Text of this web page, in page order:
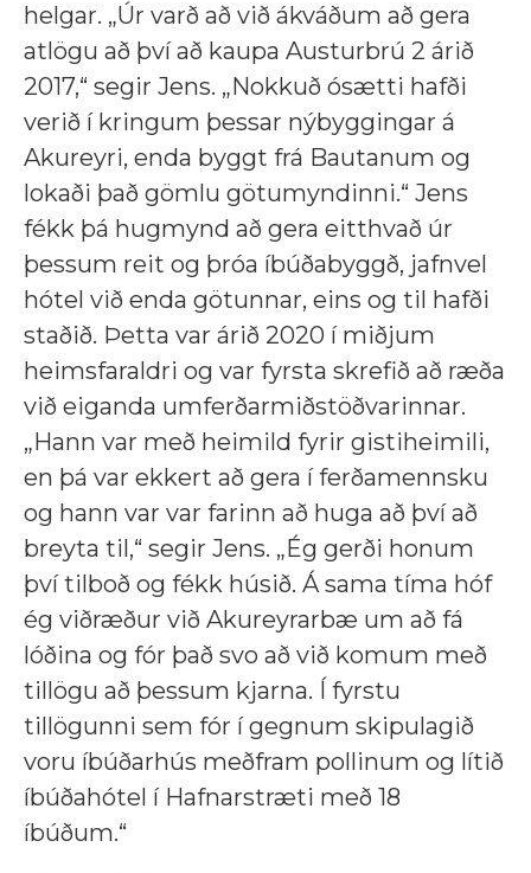
helgar. „Úr varð að við ákváðum að gera
atlögu að því að kaupa Austurbrú 2 árið
2017,“ segir Jens. „Nokkuð ósætti hafði
verið í kringum þessar nýbyggingar á
Akureyri, enda byggt frá Bautanum og
lokaði það gömlu götumyndinni.“ Jens
fékk þá hugmynd að gera eitthvað úr
þessum reit og þróa íbúðabyggð, jafnvel
hótel við enda götunnar, eins og til hafði
staðið. Þetta var árið 2020 í miðjum
heimsfaraldri og var fyrsta skrefið að ræða
við eiganda umferðarmiðstöðvarinnar.
„Hann var með heimild fyrir gistiheimili,
en þá var ekkert að gera í ferðamennsku
og hann var var farinn að huga að því að
breyta til,“ segir Jens. „Ég gerði honum
því tilboð og fékk húsið. Á sama tíma hóf
ég viðræður við Akureyrarbæ um að fá
lóðina og fór það svo að við komum með
tillögu að þessum kjarna. Í fyrstu
tillögunni sem fór í gegnum skipulagið
voru íbúðarhús meðfram pollinum og lítið
íbúðahótel í Hafnarstræti með 18
íbúðum.“